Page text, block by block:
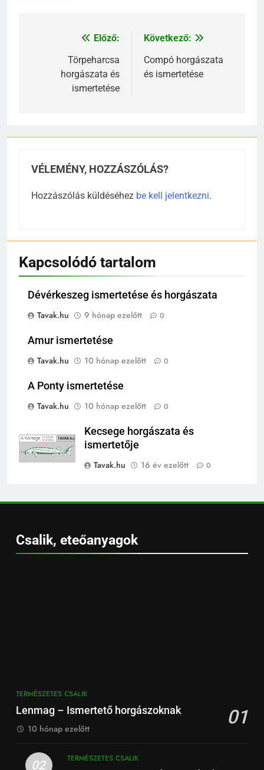
Bejegyzés
navigáció
Előző:
Törpeharcsa
horgászata és
ismertetése
Következő:
Compó horgászata
és ismertetése
VÉLEMÉNY, HOZZÁSZÓLÁS?
Hozzászólás küldéséhez be kell jelentkezni.
Kapcsolódó tartalom
Dévérkeszeg ismertetése és horgászata
Tavak.hu
9 hónap ezelőtt 0
Amur ismertetése
Tavak.hu
10 hónap ezelőtt 0
A Ponty ismertetése
Tavak.hu
10 hónap ezelőtt 0
Kecsege horgászata és
ismertetője
Tavak.hu
16 év ezelőtt 0
Csalik, eteőanyagok
TERMÉSZETES CSALIK
Lenmag – Ismertető horgászoknak 01
10 hónap ezelőtt
02
TERMÉSZETES CSALIK